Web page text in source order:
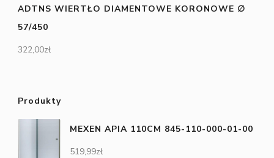
ADTNS WIERTŁO DIAMENTOWE KORONOWE ∅
57/450
322,00zł
Produkty
MEXEN APIA 110CM 845-110-000-01-00
519,99zł